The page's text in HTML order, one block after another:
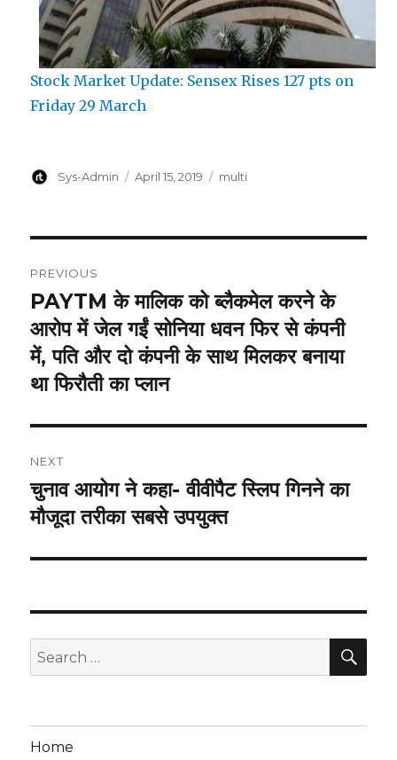
Stock Market Update: Sensex Rises 127 pts on
Friday 29 March
Author
Sys-Admin
Posted
April 15, 2019 Categories
multi
navigation
PREVIOUS
Previous
post:
PAYTM के मालिक को ब्लैकमेल करने के
आरोप में जेल गईं सोनिया धवन फिर से कंपनी
में, पति और दो कंपनी के साथ मिलकर बनाया
था फिरौती का प्लान
NEXT
Next
post:
चुनाव आयोग ने कहा- वीवीपैट स्लिप गिनने का
मौजूदा तरीका सबसे उपयुक्त
Search
for:
Home